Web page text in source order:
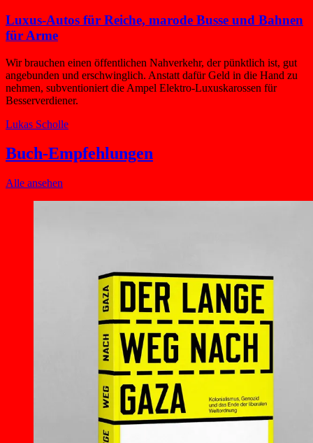
Luxus-Autos für Reiche, marode Busse und Bahnen
für Arme
Wir brauchen einen öffentlichen Nahverkehr, der pünktlich ist, gut
angebunden und erschwinglich. Anstatt dafür Geld in die Hand zu
nehmen, subventioniert die Ampel Elektro-Luxuskarossen für
Besserverdiener.
Lukas Scholle
Buch-Empfehlungen
Alle ansehen